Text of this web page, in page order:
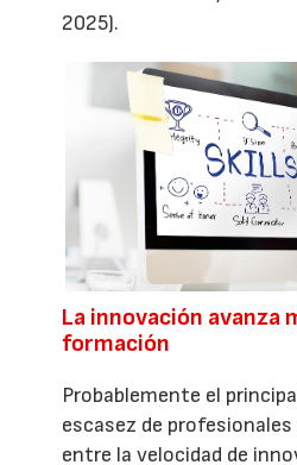
2025).
La innovación avanza
formación
Probablemente el
escasez de
entre la velocidad de